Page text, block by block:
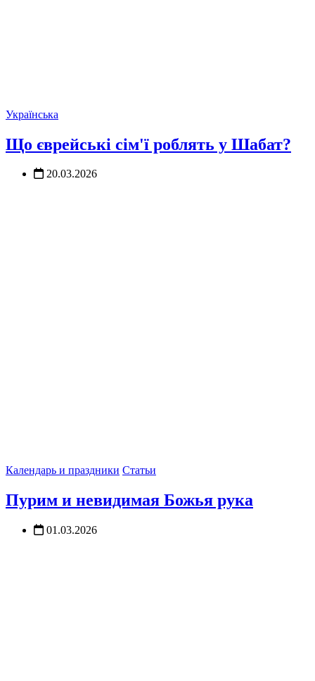
Українська
Що єврейські сім'ї роблять у Шабат?
20.03.2026
Календарь и праздники Статьи
Пурим и невидимая Божья рука
01.03.2026